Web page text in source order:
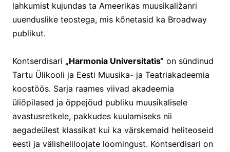
lahkumist kujundas ta Ameerikas muusikaližanri
uuenduslike teostega, mis kõnetasid ka Broadway
publikut.
Kontserdisari „Harmonia Universitatis“ on sündinud
Tartu Ülikooli ja Eesti Muusika- ja Teatriakadeemia
koostöös. Sarja raames viivad akadeemia
üliõpilased ja õppejõud publiku muusikalisele
avastusretkele, pakkudes kuulamiseks nii
aegadeülest klassikat kui ka värskemaid heliteoseid
eesti ja välisheliloojate loomingust. Kontserdisari on